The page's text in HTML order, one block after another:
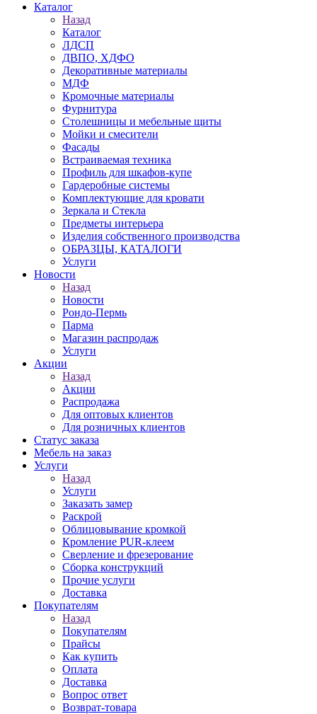
Каталог
Назад
Каталог
ЛДСП
ДВПО, ХДФО
Декоративные материалы
МДФ
Кромочные материалы
Фурнитура
Столешницы и мебельные щиты
Мойки и смесители
Фасады
Встраиваемая техника
Профиль для шкафов-купе
Гардеробные системы
Комплектующие для кровати
Зеркала и Стекла
Предметы интерьера
Изделия собственного производства
ОБРАЗЦЫ, КАТАЛОГИ
Услуги
Новости
Назад
Новости
Рондо-Пермь
Парма
Магазин распродаж
Услуги
Акции
Назад
Акции
Распродажа
Для оптовых клиентов
Для розничных клиентов
Статус заказа
Мебель на заказ
Услуги
Назад
Услуги
Заказать замер
Раскрой
Облицовывание кромкой
Кромление PUR-клеем
Сверление и фрезерование
Сборка конструкций
Прочие услуги
Доставка
Покупателям
Назад
Покупателям
Прайсы
Как купить
Оплата
Доставка
Вопрос ответ
Возврат-товара